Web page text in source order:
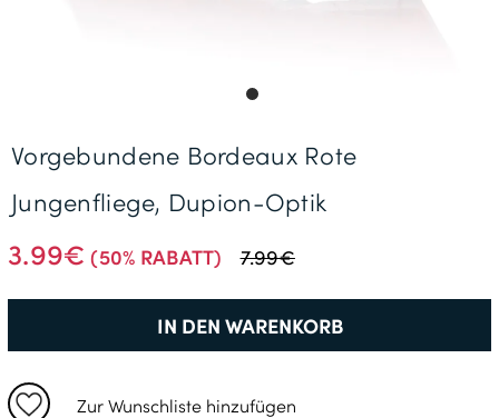
3.99€ (50% RABATT) 7.99€
IN DEN WARENKORB
Zur Wunschliste hinzufügen
Vorgebundene Bordeaux Rote
Jungenfliege, Dupion-Optik